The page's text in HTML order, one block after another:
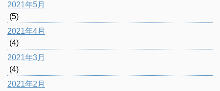
2021年5月
(5)
2021年4月
(4)
2021年3月
(4)
2021年2月